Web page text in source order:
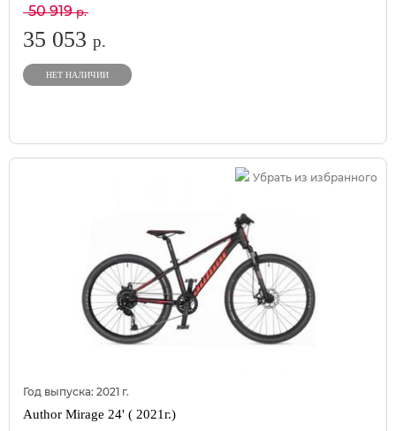
50 919р.
35 053 р.
НЕТ НАЛИЧИИ
Убрать из избранного
Год выпуска: 2021 г.
Author Mirage 24' ( 2021г.)